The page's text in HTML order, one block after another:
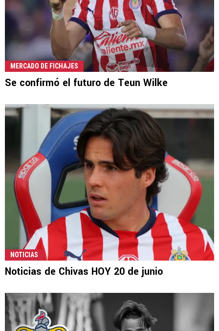
MERCADO DE FICHAJES
Se confirmó el futuro de Teun Wilke
NOTICIAS
Noticias de Chivas HOY 20 de junio